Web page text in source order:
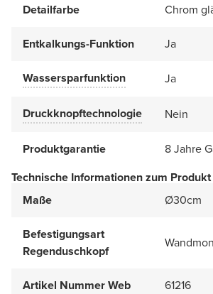
Detailfarbe Chrom
Entkalkungs-Funktion Ja
Wassersparfunktion Ja
Druckknopftechnologie Nein
Produktgarantie
8 Jahre
Technische Informationen zum Produkt
Maße
Ø30cm
Befestigungsart
Regenduschkopf
Artikel Nummer Web 61216